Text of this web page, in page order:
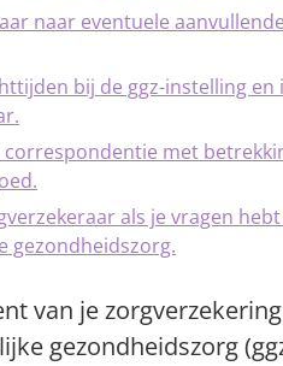
naar eventuele
bij de ggz-instelling
correspondentie met
als je vragen
gezondheidszorg.
van je
gezondheidszorg